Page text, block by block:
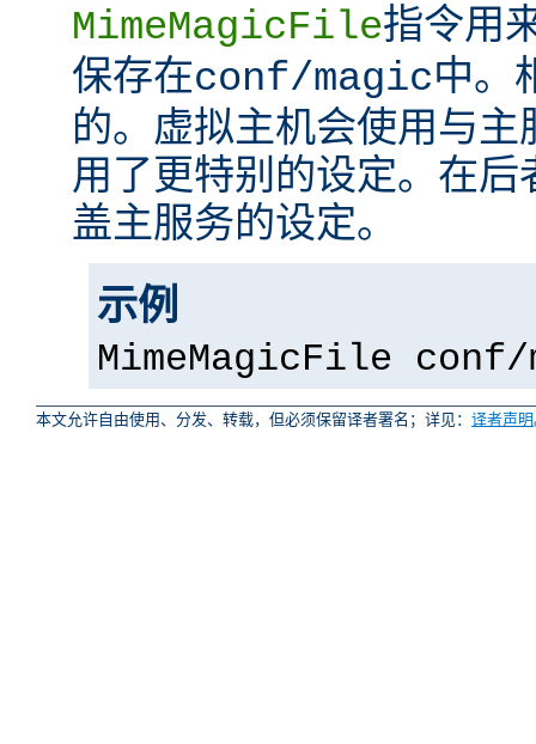
MimeMagicFile指令用
保存在conf/magic中。
的。虚拟主机会使用与
用了更特别的设定。在
盖主服务的设定。
示例
MimeMagicFile conf/
本文允许自由使用、分发、转载，但必须保留译者署名；详见： 译者声明